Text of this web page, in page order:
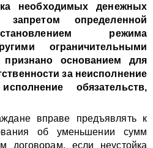
необходимых денежных
запретом определенной
режима
ограничительными
основанием для
за неисполнение
обязательств,
вправе предъявлять к
об уменьшении сумм
договорам, если неустойка